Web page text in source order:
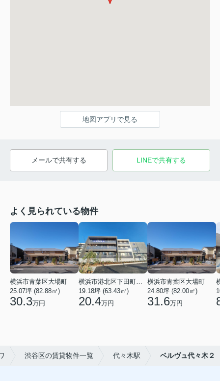
地図アプリで見る
メールで共有する LINEで共有する
よく見られている物件
横浜市青葉区大場町
25.07坪 (82.88㎡)
30.3万円
19.18坪 (63.43㎡)
20.4万円
横浜市青葉区大場町
24.80坪 (82.00㎡)
31.6万円
渋谷区の賃貸物件一覧 代々木駅 ベルヴュ代々木２